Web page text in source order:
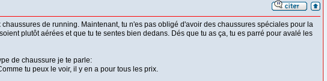
de running. Maintenant, tu n'es pas obligé d'avoir des chaussures spéciales pour la
plutôt aérées et que tu te sentes bien dedans. Dés que tu as ça, tu es parré pour avalé les
de chaussure je te parle:
tu peux le voir, il y en a pour tous les prix.